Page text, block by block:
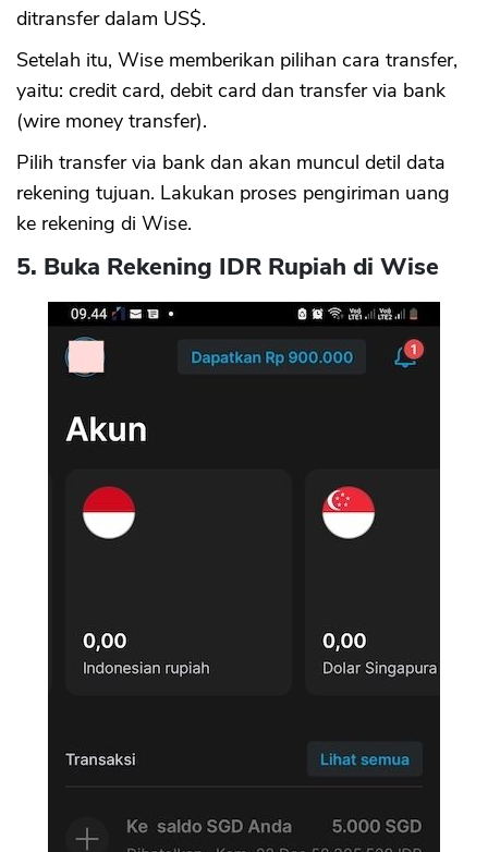
ditransfer dalam US$.
Setelah itu, Wise memberikan pilihan cara transfer,
yaitu: credit card, debit card dan transfer via bank
(wire money transfer).
Pilih transfer via bank dan akan muncul detil data
rekening tujuan. Lakukan proses pengiriman uang
ke rekening di Wise.
5. Buka Rekening IDR Rupiah di Wise